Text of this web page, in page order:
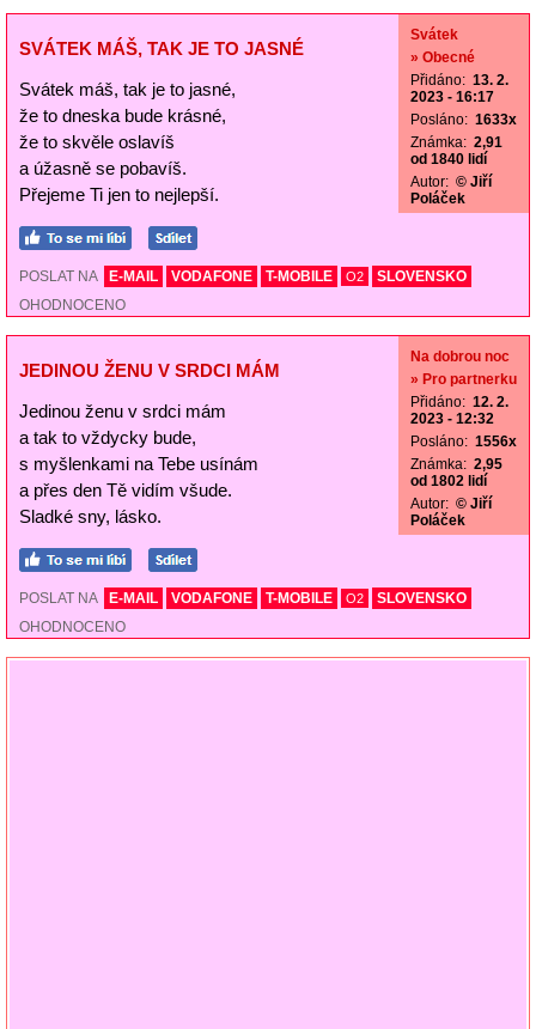
SVÁTEK MÁŠ, TAK JE TO JASNÉ
Svátek máš, tak je to jasné,
že to dneska bude krásné,
že to skvěle oslavíš
a úžasně se pobavíš.
Přejeme Ti jen to nejlepší.
Svátek
» Obecné
Přidáno: 13. 2.
2023 - 16:17
Posláno: 1633x
Známka: 2,91
od 1840 lidí
Autor: © Jiří
Poláček
POSLAT NA E-MAIL VODAFONE T-MOBILE O2
SLOVENSKO
OHODNOCENO
JEDINOU ŽENU V SRDCI MÁM
Jedinou ženu v srdci mám
a tak to vždycky bude,
s myšlenkami na Tebe usínám
a přes den Tě vidím všude.
Sladké sny, lásko.
Na dobrou noc
» Pro partnerku
Přidáno: 12. 2.
2023 - 12:32
Posláno: 1556x
Známka: 2,95
od 1802 lidí
Autor: © Jiří
Poláček
POSLAT NA E-MAIL VODAFONE T-MOBILE O2
SLOVENSKO
OHODNOCENO